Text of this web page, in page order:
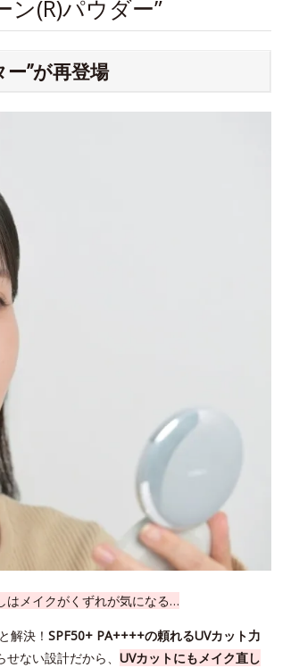
ン(R)パウダー”
”が再登場
はメイクがくずれが気になる…
解決！ SPF50+ PA++++の頼れるUVカット力
ない設計だから、 UVカットにもメイク直し